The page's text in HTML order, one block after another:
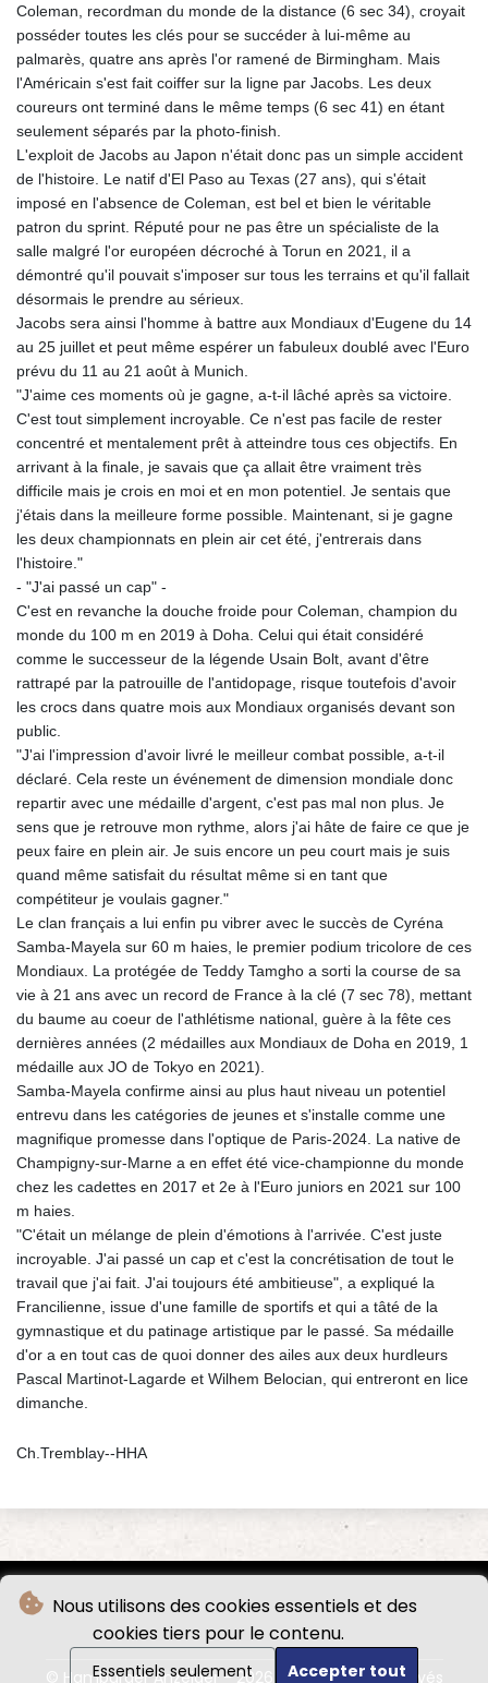
Nous utilisons des cookies essentiels et des
cookies tiers pour le contenu.
Essentiels seulement Accepter tout
Coleman, recordman du monde de la distance (6 sec 34), croyait
posséder toutes les clés pour se succéder à lui-même au
palmarès, quatre ans après l'or ramené de Birmingham. Mais
l'Américain s'est fait coiffer sur la ligne par Jacobs. Les deux
coureurs ont terminé dans le même temps (6 sec 41) en étant
seulement séparés par la photo-finish.
L'exploit de Jacobs au Japon n'était donc pas un simple accident
de l'histoire. Le natif d'El Paso au Texas (27 ans), qui s'était
imposé en l'absence de Coleman, est bel et bien le véritable
patron du sprint. Réputé pour ne pas être un spécialiste de la
salle malgré l'or européen décroché à Torun en 2021, il a
démontré qu'il pouvait s'imposer sur tous les terrains et qu'il fallait
désormais le prendre au sérieux.
Jacobs sera ainsi l'homme à battre aux Mondiaux d'Eugene du 14
au 25 juillet et peut même espérer un fabuleux doublé avec l'Euro
prévu du 11 au 21 août à Munich.
"J'aime ces moments où je gagne, a-t-il lâché après sa victoire.
C'est tout simplement incroyable. Ce n'est pas facile de rester
concentré et mentalement prêt à atteindre tous ces objectifs. En
arrivant à la finale, je savais que ça allait être vraiment très
difficile mais je crois en moi et en mon potentiel. Je sentais que
j'étais dans la meilleure forme possible. Maintenant, si je gagne
les deux championnats en plein air cet été, j'entrerais dans
l'histoire."
- "J'ai passé un cap" -
C'est en revanche la douche froide pour Coleman, champion du
monde du 100 m en 2019 à Doha. Celui qui était considéré
comme le successeur de la légende Usain Bolt, avant d'être
rattrapé par la patrouille de l'antidopage, risque toutefois d'avoir
les crocs dans quatre mois aux Mondiaux organisés devant son
public.
"J'ai l'impression d'avoir livré le meilleur combat possible, a-t-il
déclaré. Cela reste un événement de dimension mondiale donc
repartir avec une médaille d'argent, c'est pas mal non plus. Je
sens que je retrouve mon rythme, alors j'ai hâte de faire ce que je
peux faire en plein air. Je suis encore un peu court mais je suis
quand même satisfait du résultat même si en tant que
compétiteur je voulais gagner."
Le clan français a lui enfin pu vibrer avec le succès de Cyréna
Samba-Mayela sur 60 m haies, le premier podium tricolore de ces
Mondiaux. La protégée de Teddy Tamgho a sorti la course de sa
vie à 21 ans avec un record de France à la clé (7 sec 78), mettant
du baume au coeur de l'athlétisme national, guère à la fête ces
dernières années (2 médailles aux Mondiaux de Doha en 2019, 1
médaille aux JO de Tokyo en 2021).
Samba-Mayela confirme ainsi au plus haut niveau un potentiel
entrevu dans les catégories de jeunes et s'installe comme une
magnifique promesse dans l'optique de Paris-2024. La native de
Champigny-sur-Marne a en effet été vice-championne du monde
chez les cadettes en 2017 et 2e à l'Euro juniors en 2021 sur 100
m haies.
"C'était un mélange de plein d'émotions à l'arrivée. C'est juste
incroyable. J'ai passé un cap et c'est la concrétisation de tout le
travail que j'ai fait. J'ai toujours été ambitieuse", a expliqué la
Francilienne, issue d'une famille de sportifs et qui a tâté de la
gymnastique et du patinage artistique par le passé. Sa médaille
d'or a en tout cas de quoi donner des ailes aux deux hurdleurs
Pascal Martinot-Lagarde et Wilhem Belocian, qui entreront en lice
dimanche.
Ch.Tremblay--HHA
© Hamburger Anzeiger - 2026 - Tous droits réservés